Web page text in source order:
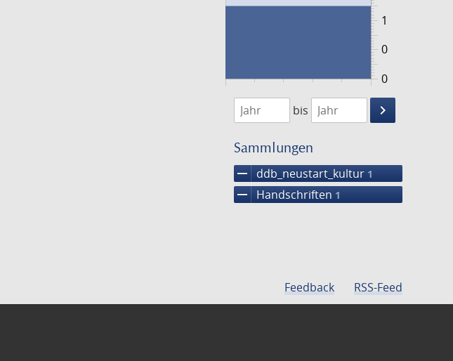
0
0
1
1474
1475
bis
keyboard_arrow_right
Suche
Sammlungen
remove ddb_neustart_kultur 1
remove Handschriften 1
Feedback RSS-Feed